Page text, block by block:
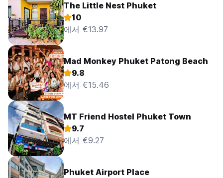
The Little Nest Phuket
10
에서 €13.97
Mad Monkey Phuket Patong Beach
9.8
에서 €15.46
MT Friend Hostel Phuket Town
9.7
에서 €9.27
Phuket Airport Place